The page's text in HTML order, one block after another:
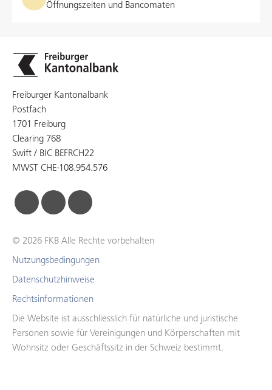
Öffnungszeiten und Bancomaten
Freiburger Kantonalbank
Postfach
1701 Freiburg
Clearing 768
Swift / BIC BEFRCH22
MWST CHE-108.954.576
© 2026 FKB Alle Rechte vorbehalten
Nutzungsbedingungen
Datenschutzhinweise
Rechtsinformationen
Die Website ist ausschliesslich für natürliche und juristische
Personen sowie für Vereinigungen und Körperschaften mit
Wohnsitz oder Geschäftssitz in der Schweiz bestimmt.